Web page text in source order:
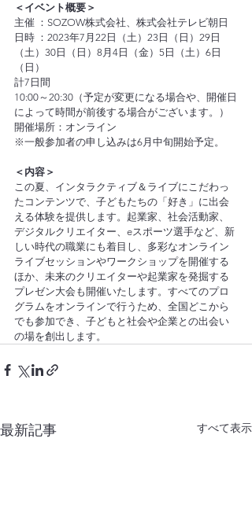
＜イベント概要＞
主催 ：SOZOW株式会社、株式会社テレビ朝日
日時 ：2023年7月22日（土）23日（日）29日
（土）30日（日）8月4日（金）5日（土）6日
（日）
計7日間
10:00～20:30（予定が変更になる場合や、開催日
によって時間が前後する場合がございます。）
開催場所：オンライン
※一般参加者の申し込みは6月中旬開始予定。
＜内容＞
この夏、インタラクティブ＆ライブにこだわっ
たコンテンツで、子どもたちの「好き」に出会
える体験を提供します。起業家、社会活動家、
デジタルクリエイター、eスポーツ選手など、新
しい時代の職業にも着目し、多彩なオンライン
ライブセッションやワークショップを開催する
ほか、未来のクリエイターや起業家を発掘する
プレゼン大会も開催いたします。すべてのプロ
グラムをオンラインで行うため、全国どこから
でも参加でき、子どもと社会や企業との出会い
の場を創出します。
最新記事 すべて表示